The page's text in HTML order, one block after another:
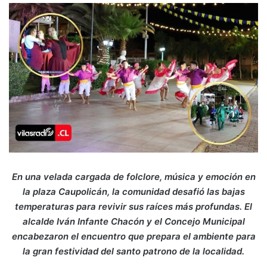
En una velada cargada de folclore, música y emoción en
la plaza Caupolicán, la comunidad desafió las bajas
temperaturas para revivir sus raíces más profundas. El
alcalde Iván Infante Chacón y el Concejo Municipal
encabezaron el encuentro que prepara el ambiente para
la gran festividad del santo patrono de la localidad.